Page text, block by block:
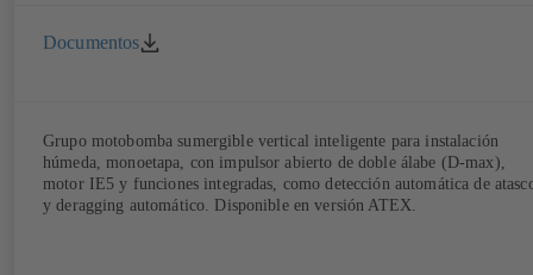
Documentos
Grupo motobomba sumergible vertical inteligente para instalación
húmeda, monoetapa, con impulsor abierto de doble álabe (D-max),
motor IE5 y funciones integradas, como detección automática de
y deragging automático. Disponible en versión ATEX.